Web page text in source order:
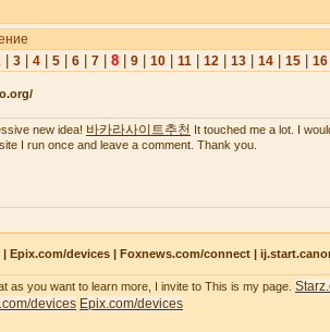
| 3| 4| 5| 6| 7| 8| 9| 10| 11| 12| 13| 14| 15| 16|
new idea! 바카라사이트추천 It touched me a lot. I
I run once and leave a comment. Thank you.
Epix.com/devices | Foxnews.com/connect |
as you want to learn more, I invite to This is my page.
devices Epix.com/devices